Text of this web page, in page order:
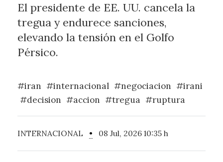
El presidente de EE. UU. cancela la
tregua y endurece sanciones,
elevando la tensión en el Golfo
Pérsico.
#iran #internacional #negociacion #irani
#decision #accion #tregua #ruptura
INTERNACIONAL • 08 Jul, 2026 10:35 h